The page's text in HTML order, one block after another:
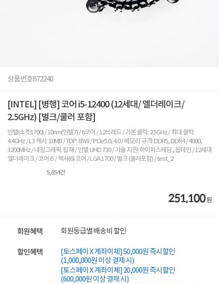
상품번호872240
[INTEL] [병행] 코어 i5-12400 (12세대/ 엘더레이크/
2.5GHz) [벌크/쿨러 포함]
인텔(소켓1700) / 10nm(인텔7) / 6코어 / 12쓰레드 / 기본 클럭: 2.5GHz / 최대 클럭:
4.4GHz / L3 캐시: 18MB / TDP: 65W / PCIe5.0, 4.0 / 메모리 규격: DDR5, DDR4 / 4800,
3200MHz / 내장그래픽: 탑재 / 인텔 UHD 730 / 기술 지원: 하이퍼스레딩 , 옵테인 / 12세대
엘더레이크 / 코어 i5 / 헥사(6) 코어 / LGA 1700 / 벌크 (쿨러포함) / test_2
5,854건
251,100원
회원혜택 회원등급별 배송비 할인
할인혜택
[토스페이 X 계좌이체] 50,000원 즉시할인
(1,000,000원 이상 결제 시)
[토스페이 X 계좌이체] 20,000원 즉시할인
(600,000원 이상 결제 시)